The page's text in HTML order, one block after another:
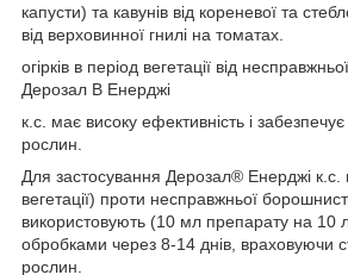
капусти) та кавунів від кореневої та
від верховинної гнилі на томатах.
огірків в період вегетації від
Дерозал В Енерджі
к.с. має високу ефективність і
рослин.
Для застосування Дерозал® Енерджі к.с.
вегетації) проти несправжньої
використовують (10 мл препарату на 10
обробками через 8-14 днів, враховуючи
рослин.